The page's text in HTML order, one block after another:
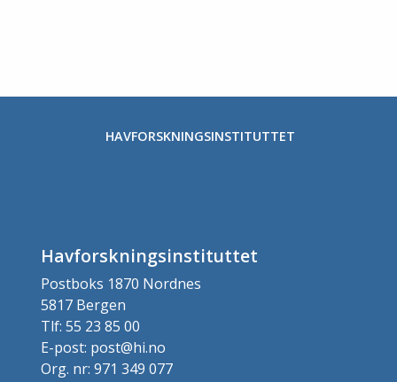
HAVFORSKNINGSINSTITUTTET
Havforskningsinstituttet
Postboks 1870 Nordnes
5817 Bergen
Tlf: 55 23 85 00
E-post: post@hi.no
Org. nr: 971 349 077